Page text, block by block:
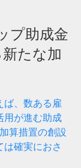
プ助成金
たな加
ば、数ある雇
用が進む助成
算措置の創設
確実におさ